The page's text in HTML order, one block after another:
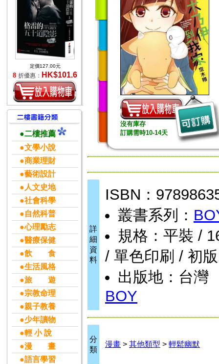
定價127.00元
8 折優惠： HK$101.6
●二樓推薦
●文學小說
●商業理財
●藝術設計
●人文史地
●社會科學
●自然科普
●心理勵志
●醫療保健
●飲 食
●生活風格
●旅 遊
●宗教命理
●親子教養
●少年讀物
●輕 小 說
●漫 畫
●語言學習
沒有庫存
訂購需時10-14天
詳
細
資
料
ISBN：
叢書系列：
規格：平裝 /
/ 單色印刷 / 初版
出版地：台灣
BOY
分
類
漫畫 > 其他類型 > 輕鬆幽默